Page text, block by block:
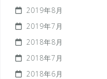
2019年8月
2019年7月
2018年8月
2018年7月
2018年6月